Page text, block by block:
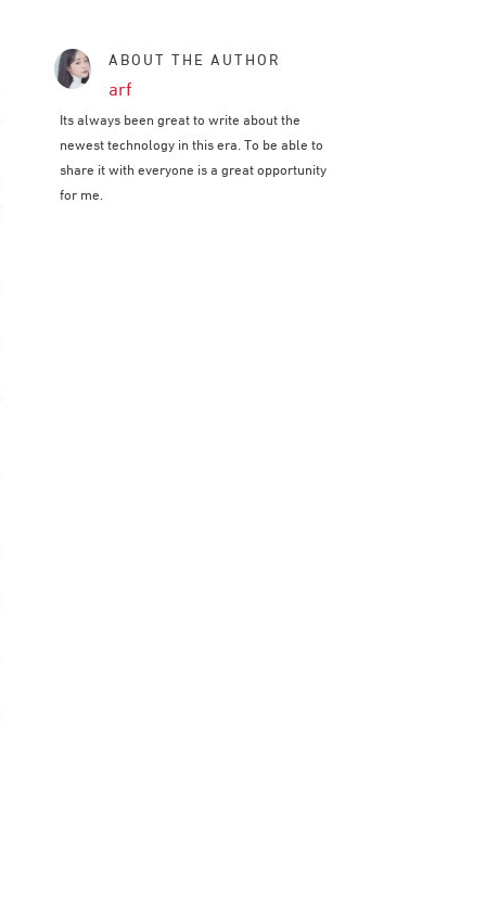
ABOUT THE AUTHOR
arf
Its always been great to write about the
newest technology in this era. To be able to
share it with everyone is a great opportunity
for me.